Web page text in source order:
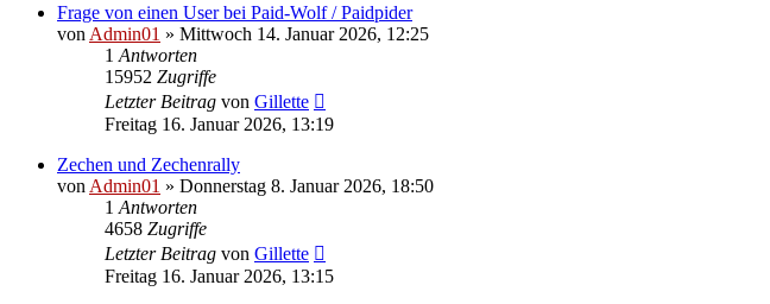
Frage von einen User bei Paid-Wolf / Paidpider
von Admin01 » Mittwoch 14. Januar 2026, 12:25
1 Antworten
15952 Zugriffe
Letzter Beitrag von Gillette
Freitag 16. Januar 2026, 13:19
Zechen und Zechenrally
von Admin01 » Donnerstag 8. Januar 2026, 18:50
1 Antworten
4658 Zugriffe
Letzter Beitrag von Gillette
Freitag 16. Januar 2026, 13:15